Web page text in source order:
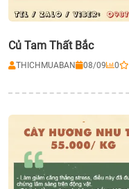
Củ Tam Thất Bắc
THICHMUABAN 08/09 0